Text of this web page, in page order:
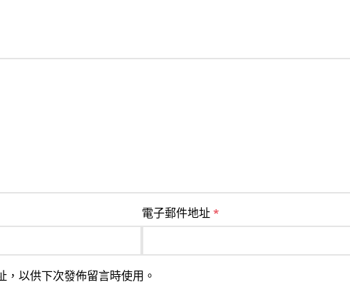
電子郵件地址 *
以供下次發佈留言時使用。